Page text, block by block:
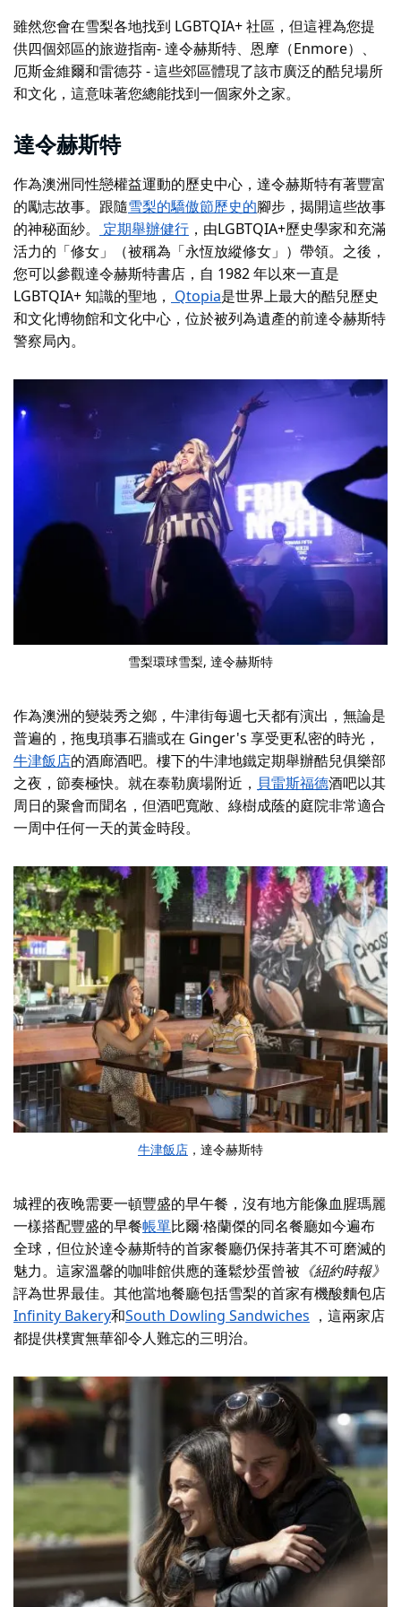
雖然您會在雪梨各地找到 LGBTQIA+ 社區，但這裡為您提
供四個郊區的旅遊指南- 達令赫斯特、恩摩（Enmore）、
厄斯金維爾和雷德芬 - 這些郊區體現了該市廣泛的酷兒場所
和文化，這意味著您總能找到一個家外之家。
達令赫斯特
作為澳洲同性戀權益運動的歷史中心，達令赫斯特有著豐富
的勵志故事。跟隨雪梨的驕傲節歷史的腳步，揭開這些故事
的神秘面紗。
定期舉辦健行 ，由LGBTQIA+歷史學家和充滿
活力的「修女」（被稱為「永恆放縱修女」）帶領。之後，
您可以參觀達令赫斯特書店 ，自 1982 年以來一直是
LGBTQIA+ 知識的聖地， Qtopia是世界上最大的酷兒歷史
和文化博物館和文化中心，位於被列為遺產的前達令赫斯特
警察局內。
雪梨環球雪梨, 達令赫斯特
作為澳洲的變裝秀之鄉，牛津街每週七天都有演出，無論是
普遍的 ，拖曳瑣事石牆或在 Ginger's 享受更私密的時光，
牛津飯店的酒廊酒吧。樓下的牛津地鐵定期舉辦酷兒俱樂部
之夜，節奏極快。就在泰勒廣場附近， 貝雷斯福德酒吧以其
周日的聚會而聞名，但酒吧寬敞、綠樹成蔭的庭院非常適合
一周中任何一天的黃金時段。
牛津飯店 ，達令赫斯特
城裡的夜晚需要一頓豐盛的早午餐，沒有地方能像血腥瑪麗
一樣搭配豐盛的早餐帳單比爾·格蘭傑的同名餐廳如今遍布
全球，但位於達令赫斯特的首家餐廳仍保持著其不可磨滅的
魅力。這家溫馨的咖啡館供應的蓬鬆炒蛋曾被 《紐約時報》
評為世界最佳。其他當地餐廳包括雪梨的首家有機酸麵包店
Infinity Bakery和South Dowling Sandwiches ，這兩家店
都提供樸實無華卻令人難忘的三明治。